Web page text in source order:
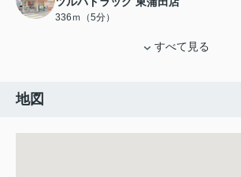
336ｍ（5分）
すべて見る
地図